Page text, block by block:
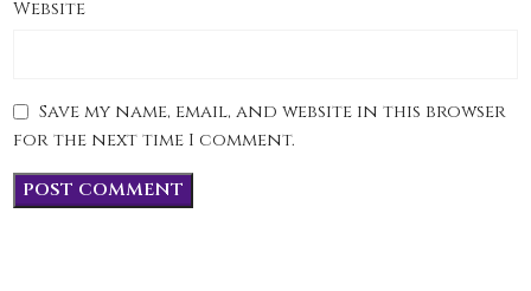
Website
Save my name, email, and website in this browser
for the next time I comment.